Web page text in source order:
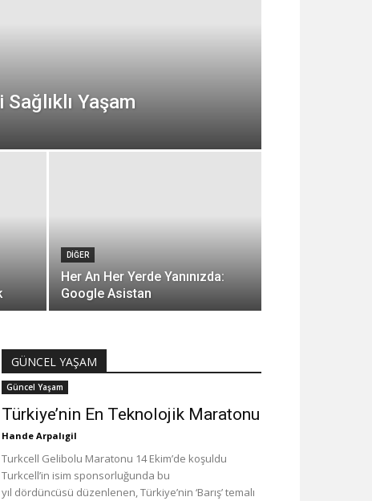
Sağlıklı Yaşam
DIĞER
Her An Her Yerde Yanınızda:
Google Asistan
GÜNCEL YAŞAM
Güncel Yaşam
Türkiye’nin En Teknolojik Maratonu
Hande Arpalıgil
Turkcell Gelibolu Maratonu 14 Ekim’de koşuldu
Turkcell’in isim sponsorluğunda bu
yıl dördüncüsü düzenlenen, Türkiye’nin ‘Barış’ temalı